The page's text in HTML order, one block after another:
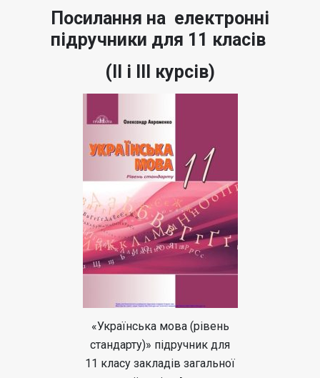
Посилання на електронні
підручники для 11 класів
(ІІ і ІІІ курсів)
«Українська мова (рівень
стандарту)» підручник для
11 класу закладів загальної